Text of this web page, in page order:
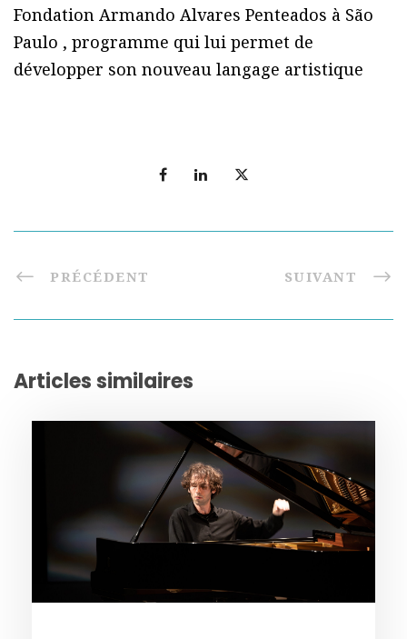
Fondation Armando Alvares Penteados à São
Paulo , programme qui lui permet de
développer son nouveau langage artistique
PRÉCÉDENT SUIVANT
Articles similaires